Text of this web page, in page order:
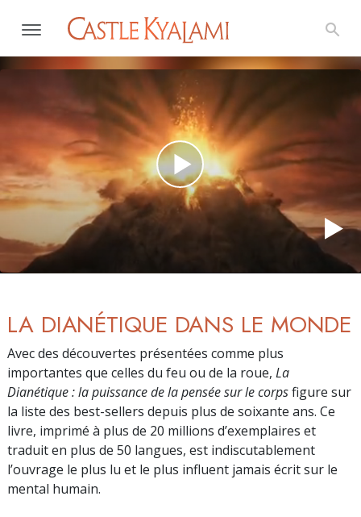
LA DIANÉTIQUE DANS LE MONDE
Avec des découvertes présentées comme plus
importantes que celles du feu ou de la roue, La
Dianétique : la puissance de la pensée sur le corpsfigure sur
la liste des best-sellers depuis plus de soixante ans. Ce
livre, imprimé à plus de 20 millions d’exemplaires et
traduit en plus de 50 langues, est indiscutablement
l’ouvrage le plus lu et le plus influent jamais écrit sur le
mental humain.